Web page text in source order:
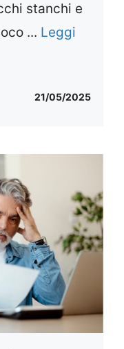
stanchi e
... Leggi
21/05/2025